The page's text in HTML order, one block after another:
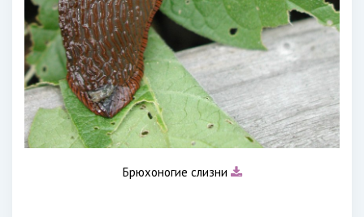
Брюхоногие слизни